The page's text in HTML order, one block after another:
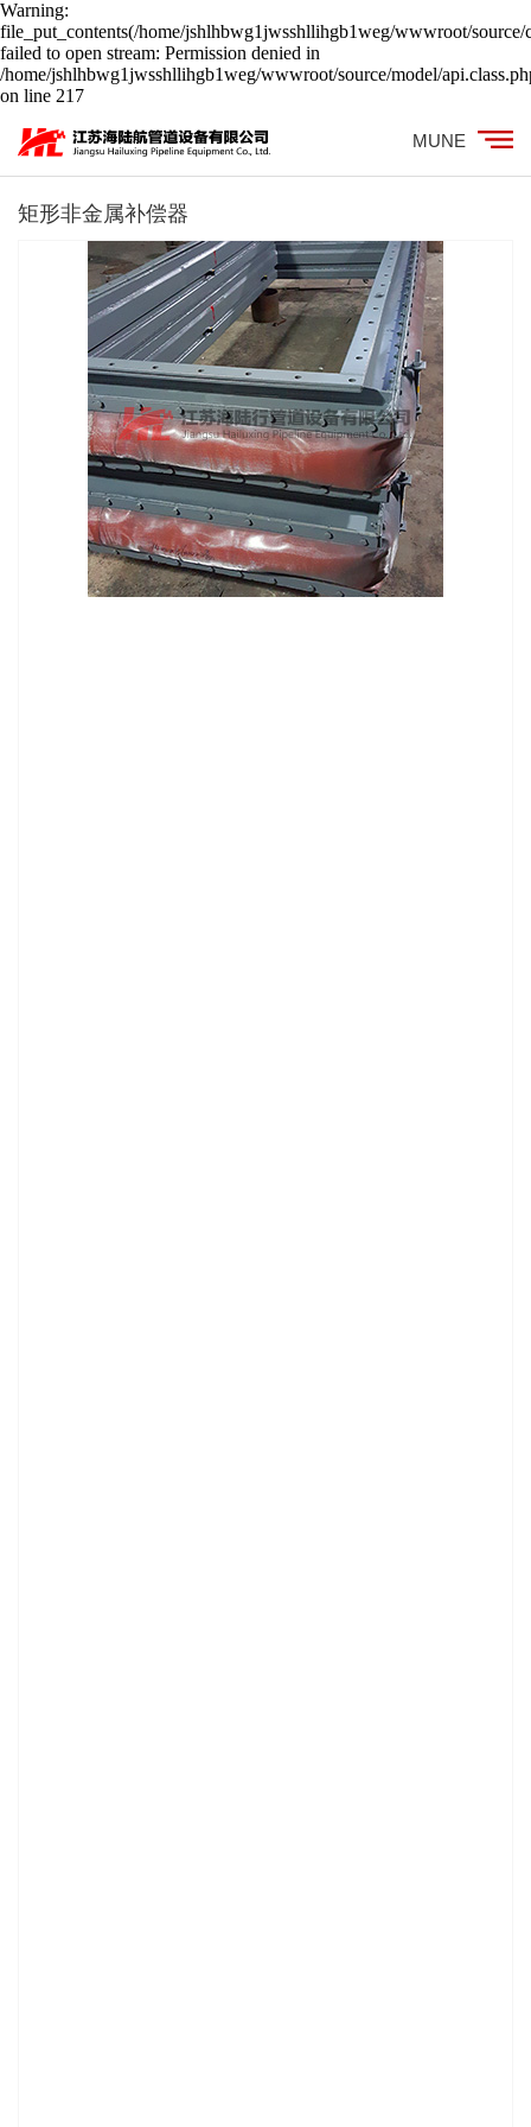
Warning:
file_put_contents(/home/jshlhbwg1jwsshllihgb1weg/wwwroot/source/
failed to open stream: Permission denied in
/home/jshlhbwg1jwsshllihgb1weg/wwwroot/source/model/
on line 217
MUNE
矩形非金属补偿器